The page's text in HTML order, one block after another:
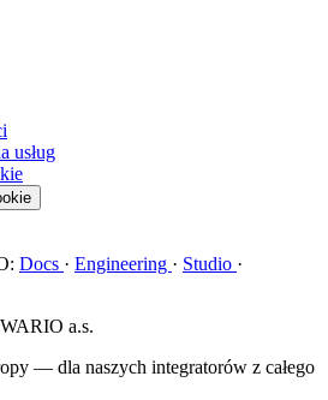
usług
Docs · Engineering · Studio ·
a.s.
— dla naszych integratorów z całego